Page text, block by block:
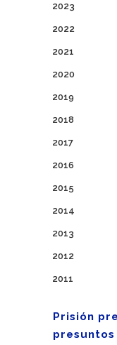
2023
2022
2021
2020
2019
2018
2017
2016
2015
2014
2013
2012
2011
Prisión